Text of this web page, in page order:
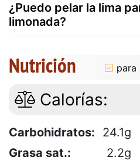
¿Puedo pelar la lima
limonada?
Nutrición para
Calorías:
Carbohidratos: 24.1g
Grasa sat.:
2.2g